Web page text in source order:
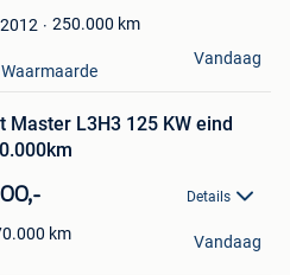
2012 250.000 km
Waarmaarde
Vandaag
L3H3 125 KW eind
Details
km Vandaag